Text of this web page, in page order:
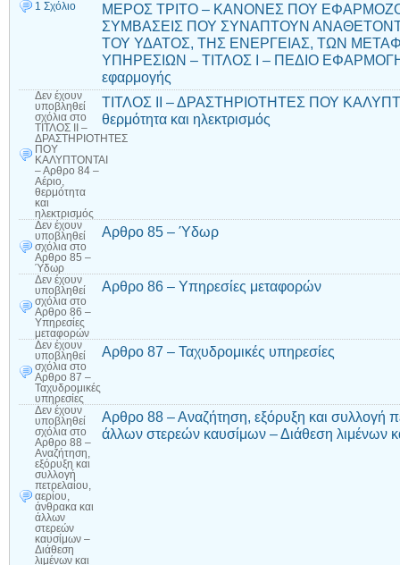
1 Σχόλιο
ΜΕΡΟΣ ΤΡΙΤΟ – ΚΑΝΟΝΕΣ ΠΟΥ
ΣΥΜΒΑΣΕΙΣ ΠΟΥ ΣΥΝΑΠΤΟΥΝ
ΤΟΥ ΥΔΑΤΟΣ, ΤΗΣ ΕΝΕΡΓΕΙΑΣ, ΤΩΝ
ΥΠΗΡΕΣΙΩΝ – ΤΙΤΛΟΣ Ι – ΠΕΔΙΟ
εφαρμογής
Δεν έχουν
υποβληθεί
σχόλια στο
ΤΙΤΛΟΣ ΙΙ –
ΔΡΑΣΤΗΡΙΟΤΗΤΕΣ
ΠΟΥ
ΚΑΛΥΠΤΟΝΤΑΙ
– Αρθρο 84 –
Αέριο,
θερμότητα
και
ηλεκτρισμός
ΤΙΤΛΟΣ ΙΙ – ΔΡΑΣΤΗΡΙΟΤΗΤΕΣ ΠΟΥ
θερμότητα και ηλεκτρισμός
Δεν έχουν
υποβληθεί
σχόλια στο
Αρθρο 85 –
Ύδωρ
Αρθρο 85 – Ύδωρ
Δεν έχουν
υποβληθεί
σχόλια στο
Αρθρο 86 –
Υπηρεσίες
μεταφορών
Αρθρο 86 – Υπηρεσίες μεταφορών
Δεν έχουν
υποβληθεί
σχόλια στο
Αρθρο 87 –
Ταχυδρομικές
υπηρεσίες
Αρθρο 87 – Ταχυδρομικές υπηρεσίες
Δεν έχουν
υποβληθεί
σχόλια στο
Αρθρο 88 –
Αναζήτηση,
εξόρυξη και
συλλογή
πετρελαίου,
αερίου,
άνθρακα και
άλλων
στερεών
καυσίμων –
Διάθεση
λιμένων και
Αρθρο 88 – Αναζήτηση, εξόρυξη και συλλογή
άλλων στερεών καυσίμων – Διάθεση λιμένων